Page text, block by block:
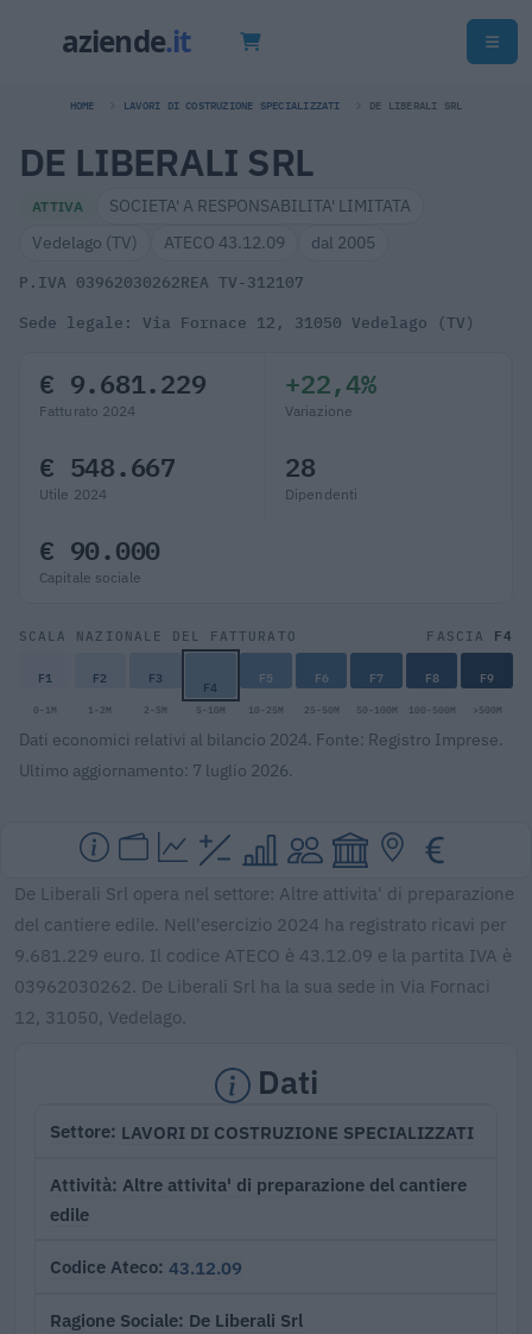
HOME LAVORI DI COSTRUZIONE SPECIALIZZATI DE LIBERALI SRL
DE LIBERALI SRL
ATTIVA
SOCIETA' A RESPONSABILITA' LIMITATA
Vedelago (TV)
ATECO 43.12.09 dal 2005
P.IVA 03962030262REA TV-312107
Sede legale: Via Fornace 12, 31050 Vedelago (TV)
€ 9.681.229
Fatturato 2024
+22,4%
Variazione
€ 548.667
Utile 2024
28
Dipendenti
€ 90.000
Capitale sociale
SCALA NAZIONALE DEL FATTURATO FASCIA F4
F1 F2 F3 F4 F5 F6 F7 F8 F9
0-1M 1-2M 2-5M 5-10M 10-25M 25-50M 50-100M 100-500M >500M
Dati economici relativi al bilancio 2024. Fonte: Registro Imprese.
Ultimo aggiornamento: 7 luglio 2026.
De Liberali Srl opera nel settore: Altre attivita' di preparazione
del cantiere edile. Nell'esercizio 2024 ha registrato ricavi per
9.681.229 euro. Il codice ATECO è 43.12.09 e la partita IVA è
03962030262. De Liberali Srl ha la sua sede in Via Fornaci
12, 31050, Vedelago.
Dati
Settore LAVORI DI COSTRUZIONE SPECIALIZZATI
Attività Altre attivita' di preparazione del cantiere
edile
Codice Ateco 43.12.09
Ragione Sociale De Liberali Srl